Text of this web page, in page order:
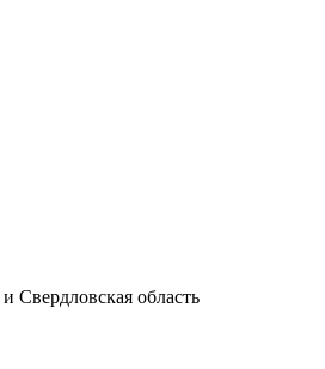
и Свердловская область